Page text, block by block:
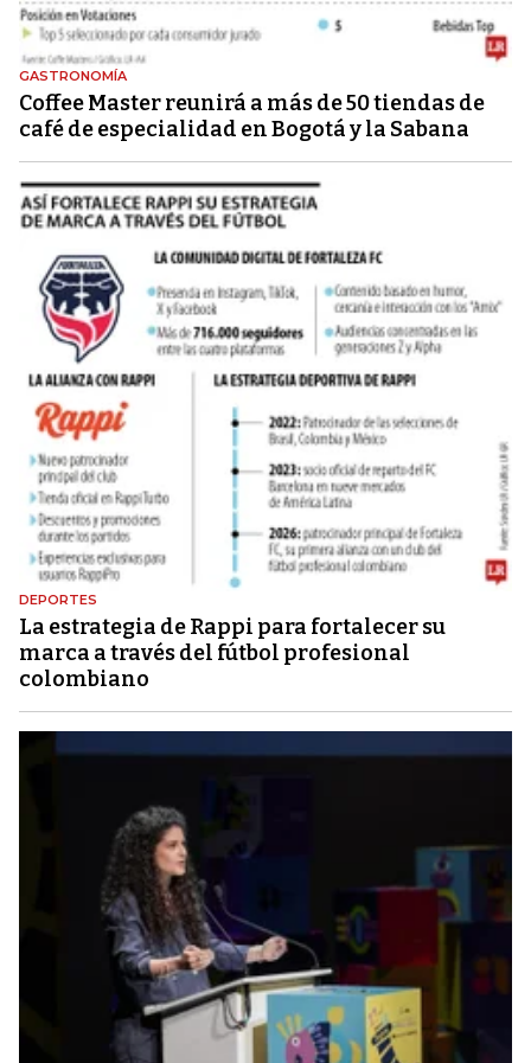
GASTRONOMÍA
Coffee Master reunirá a más de 50 tiendas de
café de especialidad en Bogotá y la Sabana
DEPORTES
La estrategia de Rappi para fortalecer su
marca a través del fútbol profesional
colombiano